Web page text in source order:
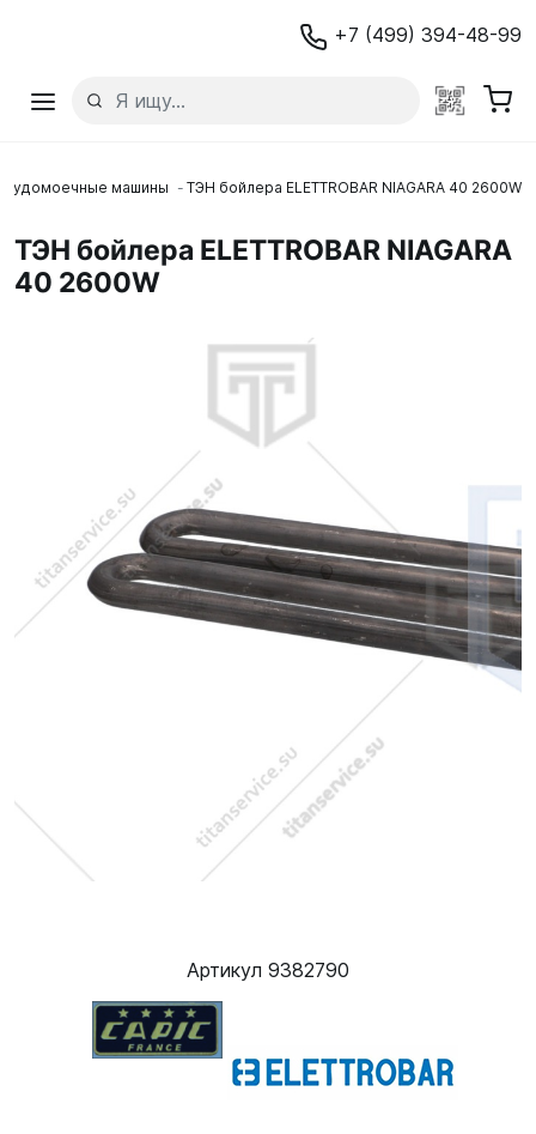
+7 (499) 394-48-99
машины ТЭН бойлера ELETTROBAR NIAGARA 40 2600W
ТЭН бойлера ELETTROBAR NIAGARA
40 2600W
Артикул 9382790